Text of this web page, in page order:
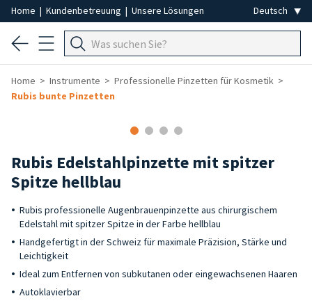
Home | Kundenbetreuung | Unsere Lösungen
Home Instrumente
Professionelle Pinzetten für Kosmetik
Rubis bunte Pinzetten
Rubis Edelstahlpinzette mit spitzer
Spitze hellblau
Rubis professionelle Augenbrauenpinzette aus chirurgischem
Edelstahl mit spitzer Spitze in der Farbe hellblau
Handgefertigt in der Schweiz für maximale Präzision, Stärke und
Leichtigkeit
Ideal zum Entfernen von subkutanen oder eingewachsenen Haaren
Autoklavierbar